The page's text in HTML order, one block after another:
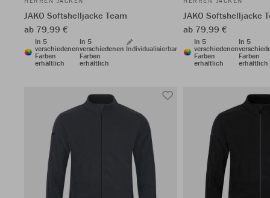
JAKO Softshelljacke Team
ab 79,99 €
In 5
verschiedenen
Farben
erhältlich
In 5
verschiedenen
Farben
erhältlich
Individualisierbar
JAKO Softshelljacke
ab 79,99 €
In 5
verschiedenen
Farben
erhältlich
In 5
Farben
erhältlich